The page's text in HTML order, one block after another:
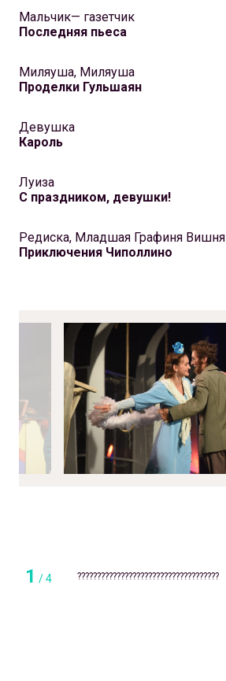
Мальчик— газетчик
Последняя пьеса
Миляуша, Миляуша
Проделки Гульшаян
Девушка
Кароль
Луиза
С праздником, девушки!
Редиска, Младшая Графиня Вишня
Приключения Чиполлино
1 /4 ????????????????????????????????????